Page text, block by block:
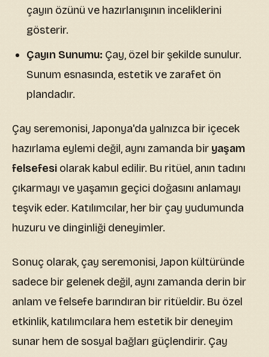
çayın özünü ve hazırlanışının inceliklerini
gösterir.
Çayın Sunumu: Çay, özel bir şekilde sunulur.
Sunum esnasında, estetik ve zarafet ön
plandadır.
Çay seremonisi, Japonya'da yalnızca bir içecek
hazırlama eylemi değil, aynı zamanda bir yaşam
felsefesi olarak kabul edilir. Bu ritüel, anın tadını
çıkarmayı ve yaşamın geçici doğasını anlamayı
teşvik eder. Katılımcılar, her bir çay yudumunda
huzuru ve dinginliği deneyimler.
Sonuç olarak, çay seremonisi, Japon kültüründe
sadece bir gelenek değil, aynı zamanda derin bir
anlam ve felsefe barındıran bir ritüeldir. Bu özel
etkinlik, katılımcılara hem estetik bir deneyim
sunar hem de sosyal bağları güçlendirir. Çay